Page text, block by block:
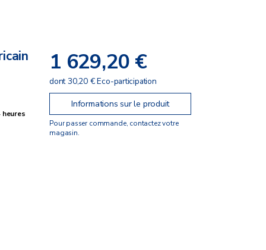
heures
1 629,20 €
dont 30,20 € Eco-participation
Informations sur le produit
Pour passer commande, contactez votre
magasin.